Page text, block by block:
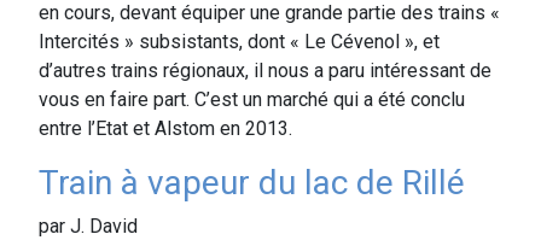
en cours, devant équiper une grande partie des trains «
Intercités » subsistants, dont « Le Cévenol », et
d’autres trains régionaux, il nous a paru intéressant de
vous en faire part. C’est un marché qui a été conclu
entre l’Etat et Alstom en 2013.
Train à vapeur du lac de Rillé
par J. David